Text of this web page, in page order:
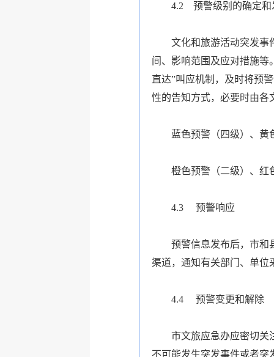
4.2 预警级别的确定和
文化和旅游活动突发事
间、影响范围及应对措施等
直达”叫应机制，及时将预
性的告知方式，必要时由各
蓝色预警（四级）、黄
橙色预警（二级）、红
4.3预警响应
预警信息发布后，市和
渠道，通知有关部门、单位
4.4预警变更和解除
市文旅应急办应密切关
不可能发生突发事件或者突